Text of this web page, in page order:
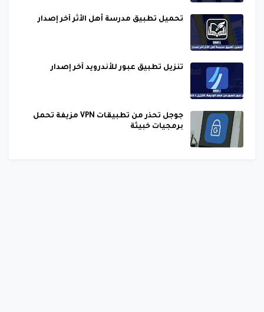
تحميل تطبيق مدرسة أهل الأثر آخر إصدار
تنزيل تطبيق عبور للأندرويد آخر إصدار
جوجل تحذر من تطبيقات VPN مزيفة تحمل
برمجيات خبيثة